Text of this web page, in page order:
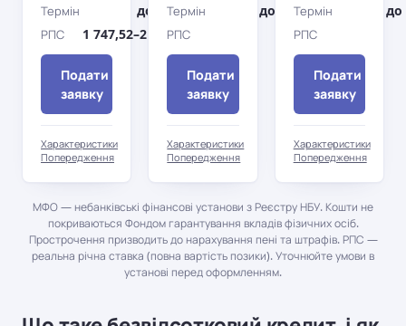
Термін до 360 дн.
РПС 1 747,52–2 442,72%
Подати
заявку
Характеристики
Попередження
Термін до 0 дн.
РПС 0%
Подати
заявку
Характеристики
Попередження
Термін до
РПС
Подати
заявку
Характеристики
Попередження
МФО — небанківські фінансові установи з Реєстру НБУ. Кошти не
покриваються Фондом гарантування вкладів фізичних осіб.
Прострочення призводить до нарахування пені та штрафів. РПС —
реальна річна ставка (повна вартість позики). Уточнюйте умови в
установі перед оформленням.